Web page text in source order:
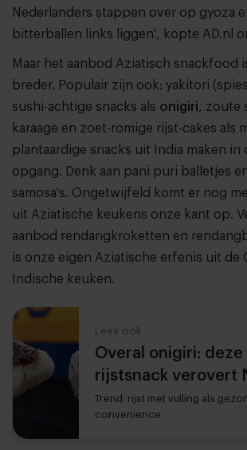
Nederlanders stappen over op gyoza
bitterballen links liggen', kopte AD.nl
Maar het aanbod Aziatisch snackfood
breder. Populair zijn ook: yakitori
sushi-achtige snacks als onigiri, zoute
karaage en zoet-romige rijst-cakes als
plantaardige snacks uit India maken in
opgang. Denk aan pani puri balletjes
samosa's. Ongetwijfeld komt er nog
uit Aziatische keukens onze kant op.
aanbod rendangkroketten en
is onze eigen Aziatische erfenis uit de
Indische keuken.
Lees ook
Overal onigiri: deze
rijstsnack verovert
Trend: rijst met vulling als
convenience